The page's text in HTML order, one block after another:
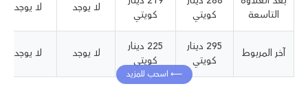
التاسعة
كويتي
كويتي
لا يوجد لا يوجد
آخر المربوط
295 دينار
كويتي
225 دينار
كويتي
لا يوجد لا يوجد